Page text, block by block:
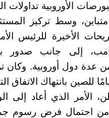
الأوروبية تداولات
وسط تركيز
الأخيرة للرئيس
إلى جانب صدور
من عدة دول أوروبية. وكان
للصين بانتهاك الاتفاق
الأمر الذي أعاد إلى
من احتمال فرض رسوم